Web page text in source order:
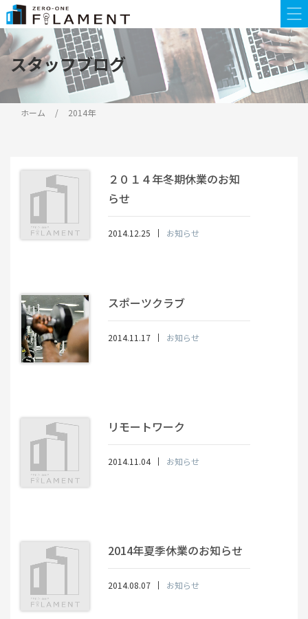
スタッフブログ
ホーム 2014年
２０１４年冬期休業のお知
らせ
2014.12.25 お知らせ
スポーツクラブ
2014.11.17 お知らせ
リモートワーク
2014.11.04 お知らせ
2014年夏季休業のお知らせ
2014.08.07 お知らせ